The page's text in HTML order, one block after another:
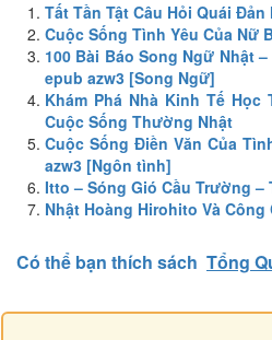
Tất Tần Tật Câu Hỏi Quái
Cuộc Sống Tình Yêu Của Nữ
100 Bài Báo Song Ngữ Nhật
epub azw3 [Song Ngữ]
Khám Phá Nhà Kinh Tế
Cuộc Sống Thường Nhật
Cuộc Sống Điền Văn Của
azw3 [Ngôn tình]
Itto – Sóng Gió Cầu Trường –
Nhật Hoàng Hirohito Và
Có thể bạn thích sách Tổng